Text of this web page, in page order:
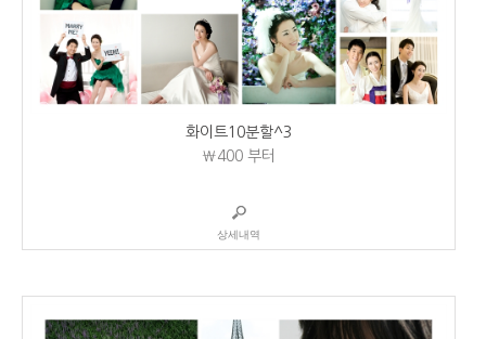
화이트10분할^3
₩400부터
상세내역